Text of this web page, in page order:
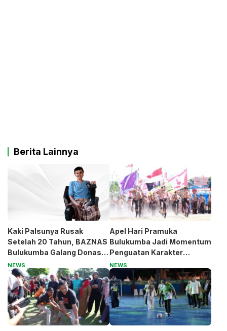
Berita Lainnya
Kaki Palsunya Rusak
Setelah 20 Tahun, BAZNAS
Bulukumba Galang Donasi
untuk Pak Pardi
NEWS
Apel Hari Pramuka
Bulukumba Jadi Momentum
Penguatan Karakter
Generasi Muda
NEWS